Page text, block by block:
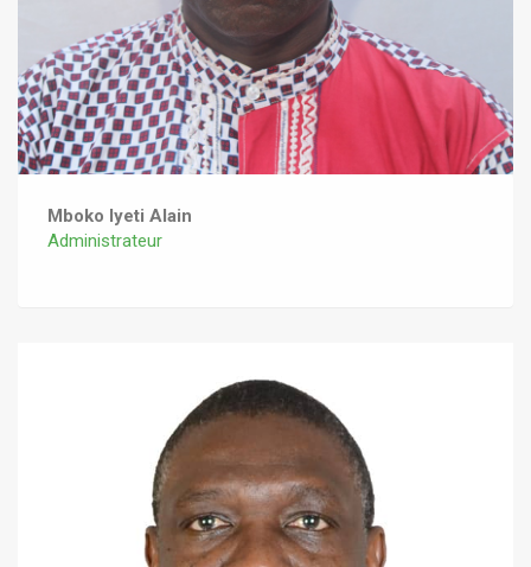
Mboko Iyeti Alain
Administrateur